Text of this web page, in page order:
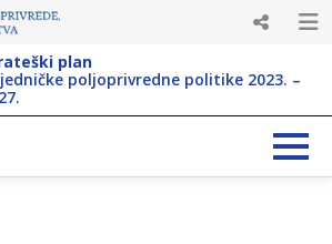
plan
poljoprivredne politike 2023. –